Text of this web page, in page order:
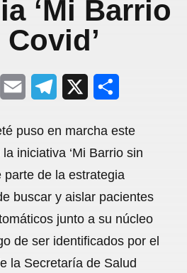
‘Mi Barrio
W
a
r
a
m
a
puso en marcha este
iniciativa ‘Mi Barrio sin
parte de la estrategia
buscar y aislar pacientes
junto a su núcleo
de ser identificados por el
la Secretaría de Salud